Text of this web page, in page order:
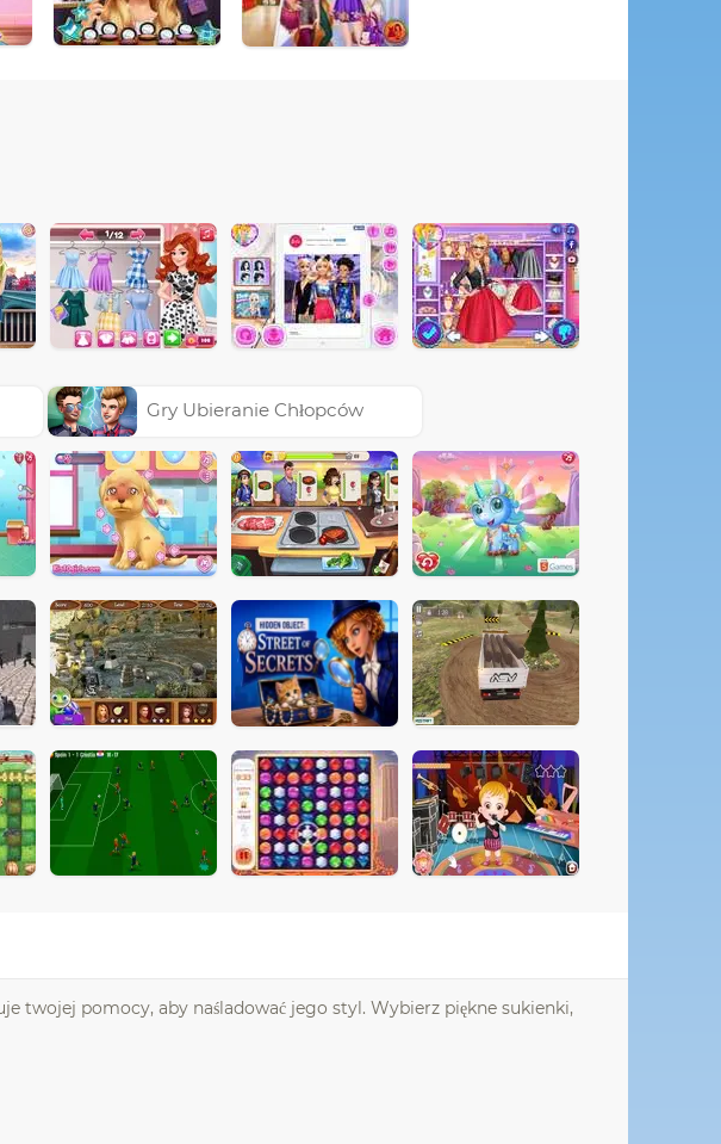
Gry Ubieranie Chłopców
twojej pomocy, aby naśladować jego styl. Wybierz piękne sukienki,